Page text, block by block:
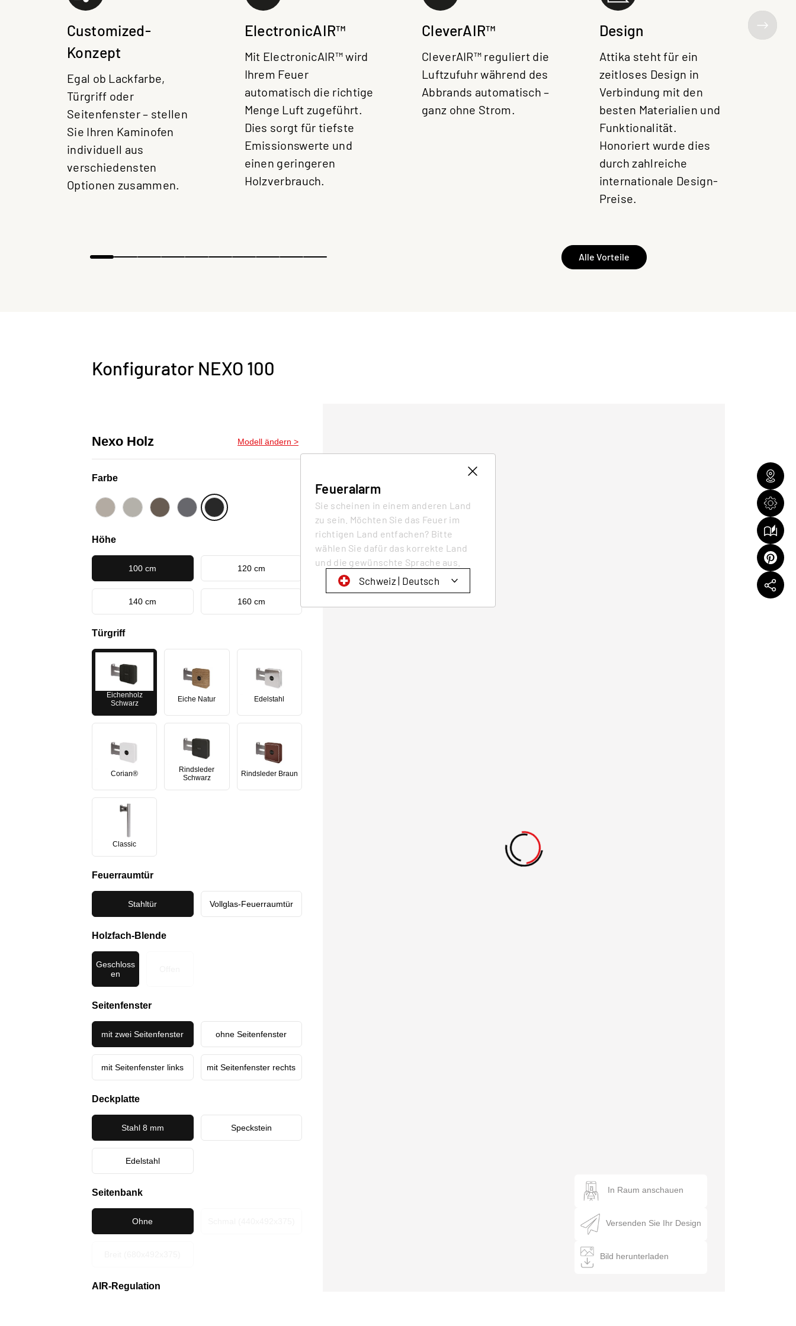
Feueralarm
Sie scheinen in einem anderen Land
zu sein. Möchten Sie das Feuer im
richtigen Land entfachen? Bitte
wählen Sie dafür das korrekte Land
und die gewünschte Sprache aus.
Schweiz | Deutsch
Schweiz | Deutsch
Customized-
Konzept
Egal ob Lackfarbe,
Türgriff oder
Seitenfenster – stellen
Sie Ihren Kaminofen
individuell aus
verschiedensten
Optionen zusammen.
ElectronicAIR™
Mit ElectronicAIR™ wird
Ihrem Feuer
automatisch die richtige
Menge Luft zugeführt.
Dies sorgt für tiefste
Emissionswerte und
einen geringeren
Holzverbrauch.
CleverAIR™
CleverAIR™ reguliert die
Luftzufuhr während des
Abbrands automatisch –
ganz ohne Strom.
Design
Attika steht für ein
zeitloses Design in
Verbindung mit den
besten Materialien und
Funktionalität.
Honoriert wurde dies
durch zahlreiche
internationale Design-
Preise.
Alle Vorteile
Konfigurator NEXO 100
Nexo Holz Modell ändern >
Farbe
Höhe
100 cm 120 cm
140 cm 160 cm
Türgriff
Eichenholz
Schwarz
Eiche Natur Edelstahl
Corian®
Rindsleder
Schwarz
Rindsleder Braun
Classic
Feuerraumtür
Stahltür Vollglas-Feuerraumtür
Holzfach-Blende
Geschloss
en
Seitenfenster
mit zwei Seitenfenster ohne Seitenfenster
mit Seitenfenster links mit Seitenfenster rechts
Deckplatte
Stahl 8 mm Speckstein
Edelstahl
Seitenbank
Ohne
AIR-Regulation
In Raum anschauen
Versenden Sie Ihr Design
Bild herunterladen